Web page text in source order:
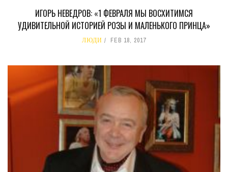
ИГОРЬ НЕВЕДРОВ: «1 ФЕВРАЛЯ МЫ ВОСХИТИМСЯ
УДИВИТЕЛЬНОЙ ИСТОРИЕЙ РОЗЫ И МАЛЕНЬКОГО ПРИНЦА»
ЛЮДИ FEB 18, 2017